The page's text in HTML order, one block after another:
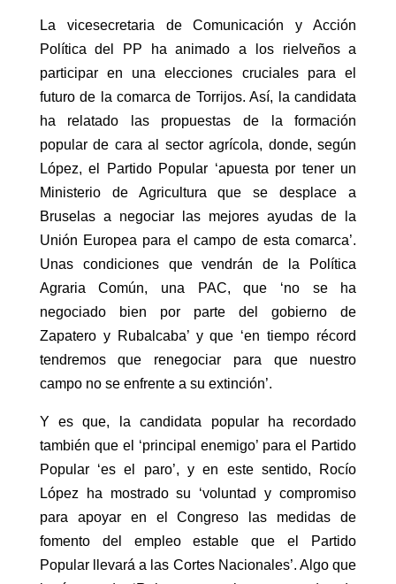
La vicesecretaria de Comunicación y Acción
Política del PP ha animado a los rielveños a
participar en una elecciones cruciales para el
futuro de la comarca de Torrijos. Así, la candidata
ha relatado las propuestas de la formación
popular de cara al sector agrícola, donde, según
López, el Partido Popular ‘apuesta por tener un
Ministerio de Agricultura que se desplace a
Bruselas a negociar las mejores ayudas de la
Unión Europea para el campo de esta comarca’.
Unas condiciones que vendrán de la Política
Agraria Común, una PAC, que ‘no se ha
negociado bien por parte del gobierno de
Zapatero y Rubalcaba’ y que ‘en tiempo récord
tendremos que renegociar para que nuestro
campo no se enfrente a su extinción’.
Y es que, la candidata popular ha recordado
también que el ‘principal enemigo’ para el Partido
Popular ‘es el paro’, y en este sentido, Rocío
López ha mostrado su ‘voluntad y compromiso
para apoyar en el Congreso las medidas de
fomento del empleo estable que el Partido
Popular llevará a las Cortes Nacionales’. Algo que